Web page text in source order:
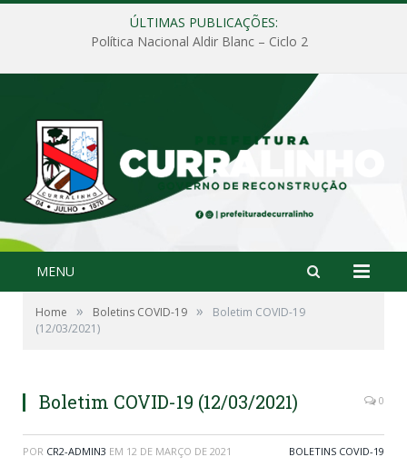
ÚLTIMAS PUBLICAÇÕES:
Política Nacional Aldir Blanc – Ciclo 2
MENU
Home » Boletins COVID-19 »
Boletim COVID-19
(12/03/2021)
Boletim COVID-19 (12/03/2021) 0
POR CR2-ADMIN3 EM 12 DE MARÇO DE 2021 BOLETINS COVID-19